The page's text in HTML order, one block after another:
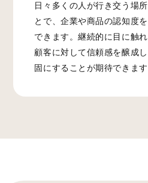
日々多くの人が行き交う場
とで、企業や商品の認知度
できます。継続的に目に触
顧客に対して信頼感を醸成
固にすることが期待できます